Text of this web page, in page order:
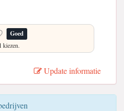
Goed
kiezen.
Update informatie